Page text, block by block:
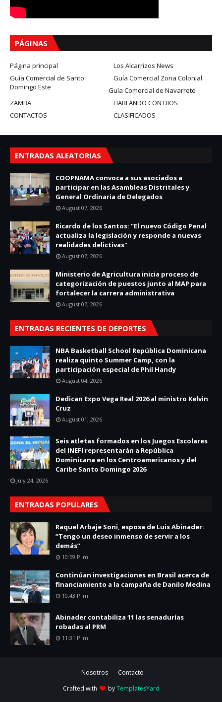
PÁGINAS
Página principal
Los Alcarrizos News
Guía Comercial de Santo
Domingo Este
Guía Comercial Zona Colonial
Guía Comercial de Navarrete
HABLANDO CON DIOS
ZAMBA
CLASIFICADOS
CONTACTOS
ENTRADAS ALEATORIAS
COOPNAMA convoca a sus asociados a
participar en las Asambleas Distritales y
General Ordinaria de Delegados
August 07, 2026
Ricardo de los Santos: "El nuevo Código Penal
actualiza la legislación y responde a nuevas
realidades delictivas"
August 07, 2026
Ministerio de Agricultura inicia proceso de
categorización de puestos junto al MAP para
fortalecer la carrera administrativa
August 07, 2026
ENTRADAS RECIENTES DE DEPORTES
NBA Basketball School República Dominicana
realiza quinto Summer Camp, con la
participación especial de Phil Handy
August 04, 2026
Dedican Expo Vega Real 2026 al ministro Kelvin
Cruz
August 01, 2026
Seis atletas formados en los Juegos Escolares
del INEFI representarán a República
Dominicana en los Centroamericanos y del
Caribe Santo Domingo 2026
July 24, 2026
ENTRADAS POPULARES
Raquel Arbaje Soni, esposa de Luis Abinader:
“Tengo un deseo inmenso de servir a los
demás”
10:59 P. M.
Continúan investigaciones en Brasil acerca de
financiamiento a la campaña de Danilo Medina
10:43 P. M.
Abinader contabiliza 11 las senadurías
robadas al PRM
11:31 P. M.
Nosotros
Contacto
Crafted with
byTemplatesYard